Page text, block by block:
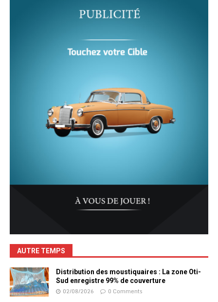
AUTRE TEMPS
Distribution des moustiquaires : La zone Oti-
Sud enregistre 99% de couverture
02/08/2026 0 Comments